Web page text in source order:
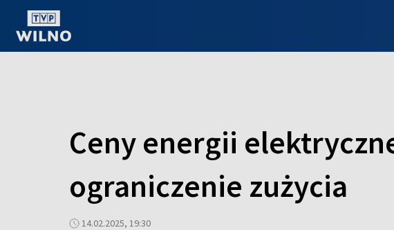
Ceny energii
ograniczenie zużycia
14.02.2025, 19:30